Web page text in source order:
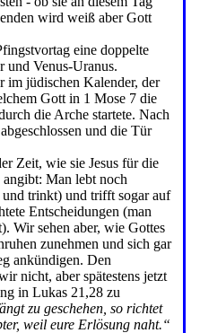
wird weiß aber Gott
eine doppelte
und Venus-Uranus.
im jüdischen Kalender, der
Gott in 1 Mose 7 die
die Arche startete. Nach
und die Tür
Zeit, wie sie Jesus für die
Man lebt noch
trinkt) und trifft sogar auf
Entscheidungen (man
Wir sehen aber, wie Gottes
zunehmen und sich gar
ankündigen. Den
nicht, aber spätestens jetzt
in Lukas 21,28 zu
zu geschehen, so richtet
weil eure Erlösung naht.“